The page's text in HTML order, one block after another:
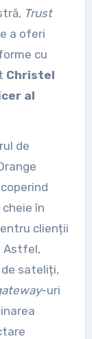
Trust
a oferi
cu
Christel
al
de
în
clienții
Astfel,
sateliți,
-uri